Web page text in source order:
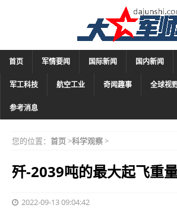
首页 军情要闻 国际新闻 国内新闻
军工科技 航空工业 奇闻趣事 全球视
参考消息
您的位置： 首页>科学观察>
歼-2039吨的最大起飞重
2022-09-13 09:04:42